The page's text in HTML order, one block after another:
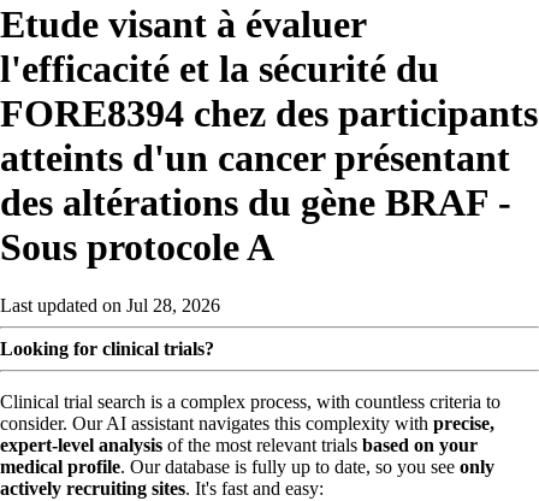
Etude visant à évaluer
l'efficacité et la sécurité du
FORE8394 chez des participants
atteints d'un cancer présentant
des altérations du gène BRAF -
Sous protocole A
Last updated on Jul 28, 2026
Looking for clinical trials?
Clinical trial search is a complex process, with countless criteria to
consider. Our AI assistant navigates this complexity with precise,
expert-level analysis of the most relevant trials based on your
medical profile. Our database is fully up to date, so you see only
actively recruiting sites. It's fast and easy: